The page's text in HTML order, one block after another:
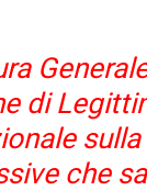
di
che